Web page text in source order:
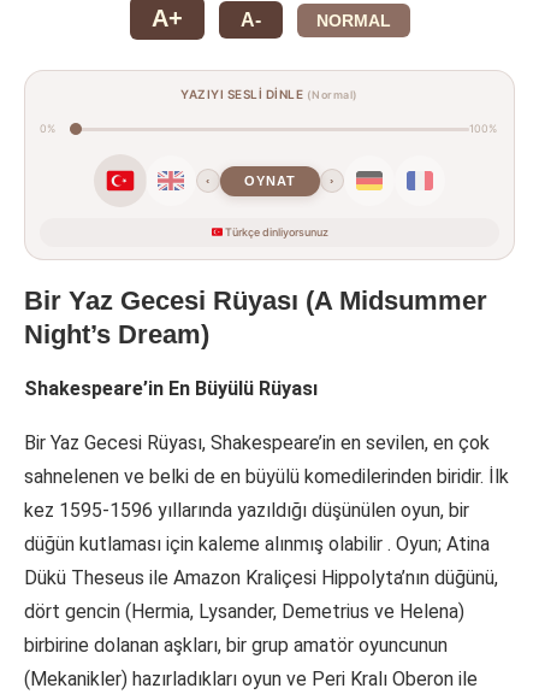
A+ A- NORMAL
YAZIYI SESLİ DİNLE (Normal)
0% 100%
‹ OYNAT ›
Türkçe dinliyorsunuz
Bir Yaz Gecesi Rüyası (A Midsummer
Night’s Dream)
Shakespeare’in En Büyülü Rüyası
Bir Yaz Gecesi Rüyası, Shakespeare’in en sevilen, en çok
sahnelenen ve belki de en büyülü komedilerinden biridir. İlk
kez 1595-1596 yıllarında yazıldığı düşünülen oyun, bir
düğün kutlaması için kaleme alınmış olabilir . Oyun; Atina
Dükü Theseus ile Amazon Kraliçesi Hippolyta’nın düğünü,
dört gencin (Hermia, Lysander, Demetrius ve Helena)
birbirine dolanan aşkları, bir grup amatör oyuncunun
(Mekanikler) hazırladıkları oyun ve Peri Kralı Oberon ile